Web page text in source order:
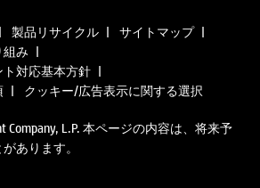
製品リサイクル
サイトマップ
組み
対応基本方針
クッキー/広告表示に関する選択
Company, L.P. 本ページの内容は、将来予
あります。